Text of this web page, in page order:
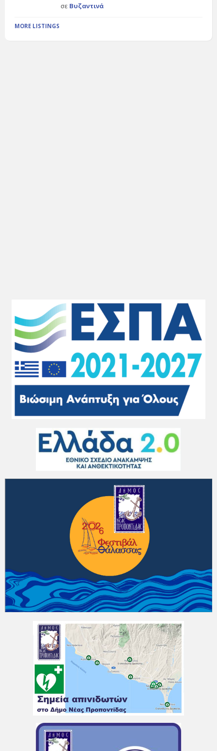
σε Βυζαντινά
MORE LISTINGS